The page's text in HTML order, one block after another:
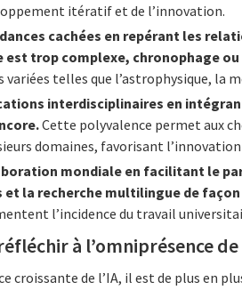
itératif et de l’innovation.
cachées en repérant les
est trop complexe, chronophage
variées telles que l’astrophysique, la
interdisciplinaires en
Cette polyvalence permet aux
domaines, favorisant
mondiale en facilitant le
la recherche multilingue de
l’incidence du travail
à l’omniprésence
croissante de l’IA, il est de plus en